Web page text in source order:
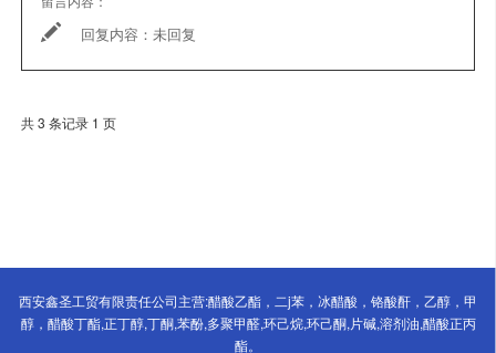
回复内容：未回复
共 3 条记录 1 页
西安鑫圣工贸有限责任公司主营:醋酸乙酯，二j苯，冰醋酸，铬酸酐，乙醇，甲
醇，醋酸丁酯,正丁醇,丁酮,苯酚,多聚甲醛,环己烷,环己酮,片碱,溶剂油,醋酸正丙
酯。